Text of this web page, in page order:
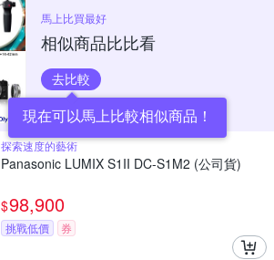
馬上比買最好
相似商品比比看
去比較
現在可以馬上比較相似商品！
探索速度的藝術
Panasonic LUMIX S1II DC-S1M2 (公司貨)
$98,900
挑戰低價 券